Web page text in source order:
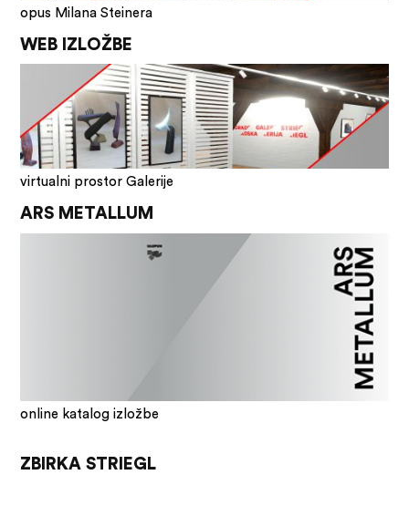
opus Milana Steinera
WEB IZLOŽBE
virtualni prostor Galerije
ARS METALLUM
online katalog izložbe
ZBIRKA STRIEGL